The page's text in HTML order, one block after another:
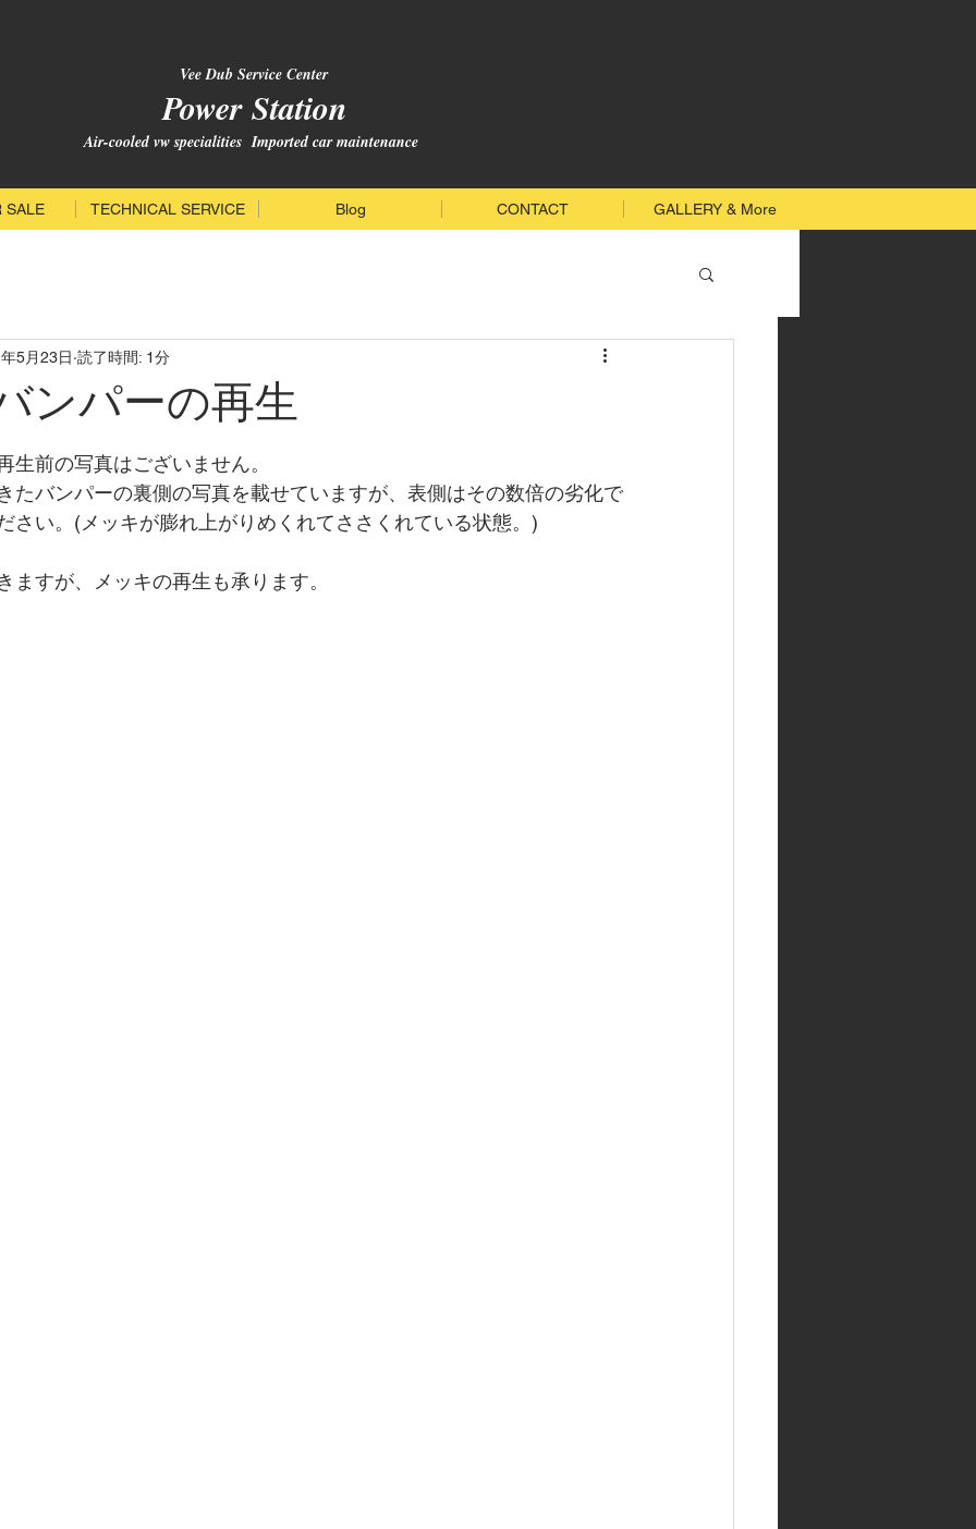
Vee Dub Service Center
Power Station
Air-cooled vw specialities Imported car maintenance
SALE TECHNICAL SERVICE Blog CONTACT GALLERY & More
ンパーの再生
5月23日 読了時間: 1分
生前の写真はございません。
たバンパーの裏側の写真を載せていますが、表側はその数倍の劣化で
さい。(メッキが膨れ上がりめくれてささくれている状態。)
ますが、メッキの再生も承ります。